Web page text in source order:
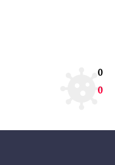
0
0